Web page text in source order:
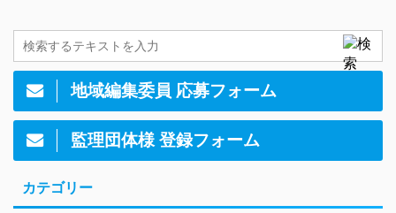
地域編集委員 応募フォーム
監理団体様 登録フォーム
カテゴリー